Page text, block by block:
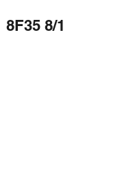
8F35 8/1